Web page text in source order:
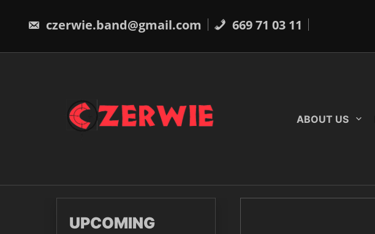
czerwie.band@gmail.com 669 71 03 11
ABOUT US
UPCOMING